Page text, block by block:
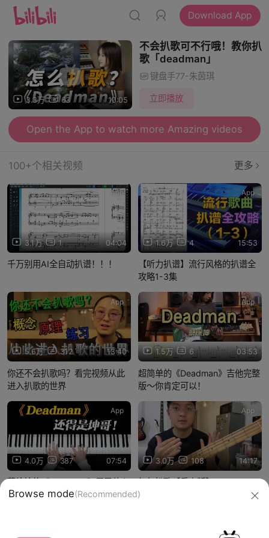
Download App
3.3万 63 10:05
不会扒歌可不行哦！教你扒
歌「deadman」
键盘手77-朱茵琪
立即播放
Open the App to watch more Amazing videos
100+个相关视频 更多
3.1万 1 04:04
App
千万别用AI全自动扒谱！！！
1.6万 4 15:53
App
【听力扒谱】流行风格的扒谱全
攻略1-3集
5.6万 312 13:40
App
你还不会扒歌吗？看完视频从此
进入扒歌的世界
1.5万 6 03:53
App
超简单的《Deadman》吉他完整
版～你肯定可以！
4.0万 387 07:54
App
蔡徐坤的《Deadman》用了什么
手法？为什么能惊艳众人！
3.0万 108 14:17
App
如何扒歌【乐盲版】
Browse mode(Recommended)